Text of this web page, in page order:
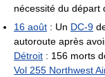
nécessité du départ
16 août : Un DC-9
autoroute après
Détroit : 156 morts
Vol 255 Northwest